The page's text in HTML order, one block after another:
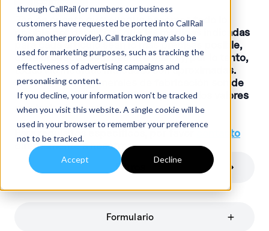
through CallRail (or numbers our business
customers have requested be ported into CallRail
from another provider). Call tracking may also be
used for marketing purposes, such as tracking the
effectiveness of advertising campaigns and
personalising content.
If you decline, your information won’t be tracked
when you visit this website. A single cookie will be
used in your browser to remember your preference
not to be tracked.
Accept Decline
Ten en cuenta que; aunque hacemos todo lo
posible por garantizar que las medidas indicadas
para cada artículo sean lo más precisas posible,
cada producto está hecho a mano y, por lo tanto,
todas las medidas indicadas son aproximadas.
Las tolerancias generales de fabricación son de
aproximadamente +/-10% respecto a los valores
nominales indicados.
Para requisitos específicos, por favor
contacto
directamente a nosotros.
Filtros
Formulario